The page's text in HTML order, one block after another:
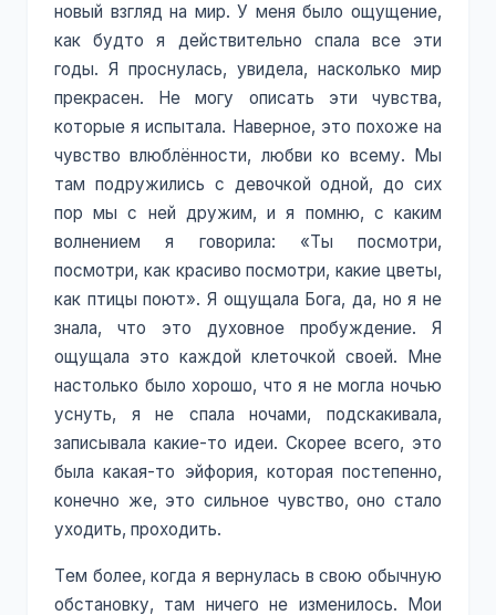
новый взгляд на мир. У меня было ощущение,
как будто я действительно спала все эти
годы. Я проснулась, увидела, насколько мир
прекрасен. Не могу описать эти чувства,
которые я испытала. Наверное, это похоже на
чувство влюблённости, любви ко всему. Мы
там подружились с девочкой одной, до сих
пор мы с ней дружим, и я помню, с каким
волнением я говорила: «Ты посмотри,
посмотри, как красиво посмотри, какие цветы,
как птицы поют». Я ощущала Бога, да, но я не
знала, что это духовное пробуждение. Я
ощущала это каждой клеточкой своей. Мне
настолько было хорошо, что я не могла ночью
уснуть, я не спала ночами, подскакивала,
записывала какие-то идеи. Скорее всего, это
была какая-то эйфория, которая постепенно,
конечно же, это сильное чувство, оно стало
уходить, проходить.
Тем более, когда я вернулась в свою обычную
обстановку, там ничего не изменилось. Мои